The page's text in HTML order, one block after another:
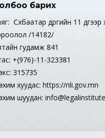
барих
Сүхбаатар дүүргийн 11
/14182/
гудамж 841
+(976)-11-323381
315735
хуудас: https://nli.gov.mn
шуудан: